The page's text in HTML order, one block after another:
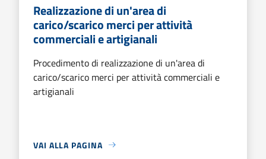
Realizzazione di un'area di
carico/scarico merci per attività
commerciali e artigianali
Procedimento di realizzazione di un'area di
carico/scarico merci per attività commerciali e
artigianali
VAI ALLA PAGINA